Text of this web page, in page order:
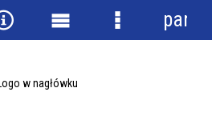
Menu Menu
panel